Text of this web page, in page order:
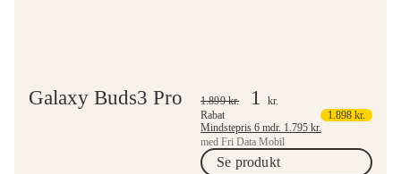
Galaxy Buds3 Pro 1.899kr. 1
kr.
Rabat
1.898 kr.
Mindstepris 6 mdr. 1.795 kr.
med Fri Data Mobil
Se produkt